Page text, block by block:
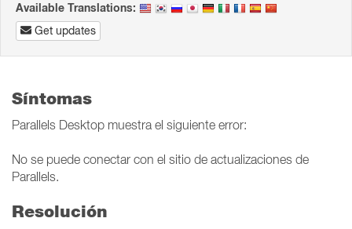
Available Translations:
Get updates
Síntomas
Parallels Desktop muestra el siguiente error:
No se puede conectar con el sitio de actualizaciones de
Parallels.
Resolución